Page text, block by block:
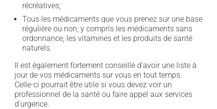
récréatives;
Tous les médicaments que vous prenez sur une base
régulière ou non, y compris les médicaments sans
ordonnance, les vitamines et les produits de santé
naturels.
Il est également fortement conseillé d'avoir une liste à
jour de vos médicaments sur vous en tout temps.
Celle-ci pourrait être utile si vous devez voir un
professionnel de la santé ou faire appel aux services
d'urgence.